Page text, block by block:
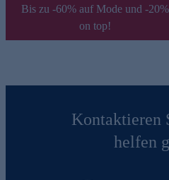
Bis zu -60% auf Mode und -20%
on top!
Kontaktieren
helfen